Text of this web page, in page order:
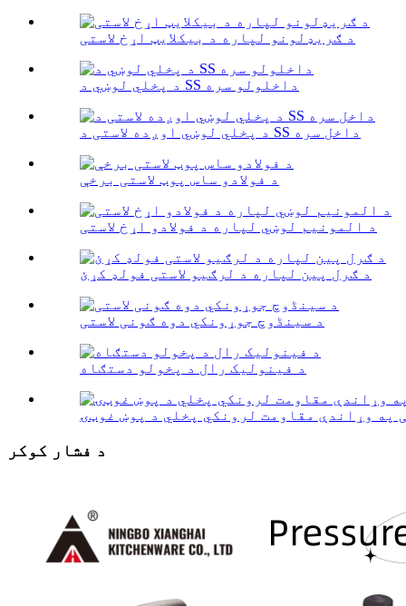
د ګریډلونو لپاره د بیکلایټ اړخ لاستی
د پخلي لوښي د SS داخلولو سره
د پخلي لوښي اوږده لاستی د SS داخل سره
د فولادو ساس پوټ لاستی برخې
د المونیم لوښي لپاره د فولادو اړخ لاستی
د ګرل پین لپاره د لرګیو لاستی فولډ کړئ
د سینڈوچ جوړونکي دوه ګونی لاستی
د فینولیک رال د پخولو دستګاه
په وړاندې مقاومت لرونکي پخلي د پوښ غوټۍ
د فشار کوکر